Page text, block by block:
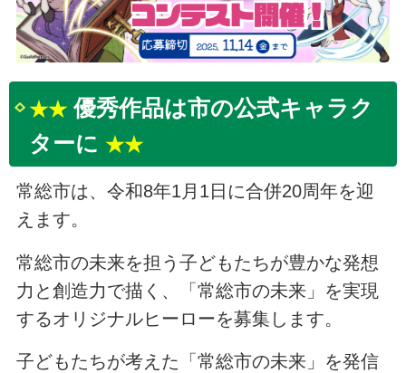
★★ 優秀作品は市の公式キャラク
ターに★★
常総市は、令和8年1月1日に合併20周年を迎
えます。
常総市の未来を担う子どもたちが豊かな発想
力と創造力で描く、「常総市の未来」を実現
するオリジナルヒーローを募集します。
子どもたちが考えた「常総市の未来」を発信